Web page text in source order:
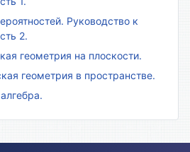
Руководство к
2.
геометрия на плоскости.
геометрия в пространстве.